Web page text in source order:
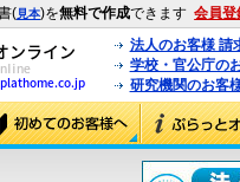
(見本)を無料で作成できます 会員登
法人のお客様 請
学校・官公庁の
研究機関のお客